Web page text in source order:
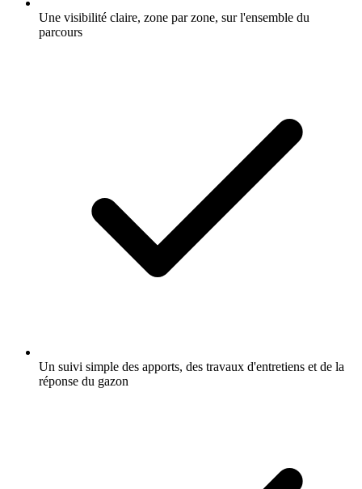
Une visibilité claire, zone par zone, sur l'ensemble du
parcours
Un suivi simple des apports, des travaux d'entretiens et de la
réponse du gazon